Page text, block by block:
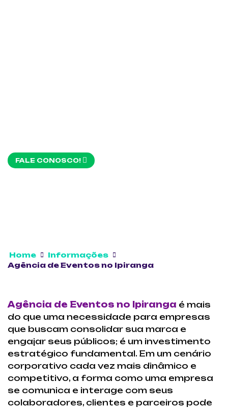
FALE CONOSCO!
Home
Informações
Agência de Eventos no Ipiranga
Agência de Eventos no Ipiranga é mais
do que uma necessidade para empresas
que buscam consolidar sua marca e
engajar seus públicos; é um investimento
estratégico fundamental. Em um cenário
corporativo cada vez mais dinâmico e
competitivo, a forma como uma empresa
se comunica e interage com seus
colaboradores, clientes e parceiros pode